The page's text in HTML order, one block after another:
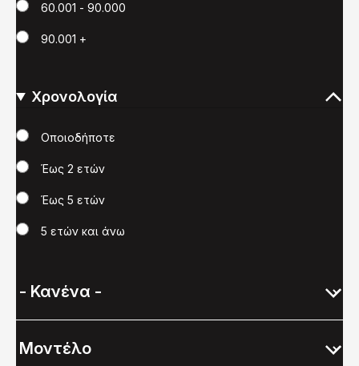
60.001 - 90.000
90.001 +
Χρονολογία
Χρονολογία
Οποιοδήποτε
Έως 2 ετών
Έως 5 ετών
5 ετών και άνω